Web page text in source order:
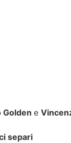
Golden e
separi